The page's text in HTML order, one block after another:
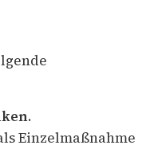
.
Einzelmaßnahme